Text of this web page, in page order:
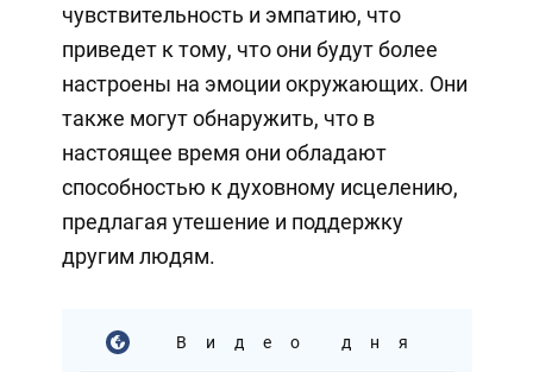
чувствительность и эмпатию, что
приведет к тому, что они будут более
настроены на эмоции окружающих. Они
также могут обнаружить, что в
настоящее время они обладают
способностью к духовному исцелению,
предлагая утешение и поддержку
другим людям.
Видео дня